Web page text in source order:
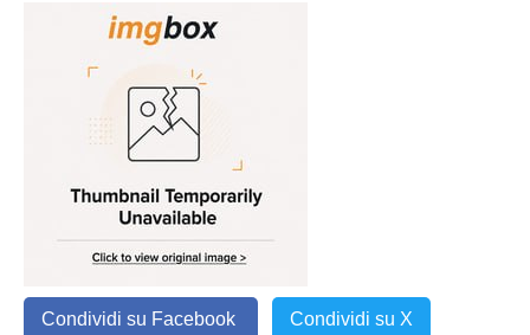
Condividi su Facebook Condividi su X